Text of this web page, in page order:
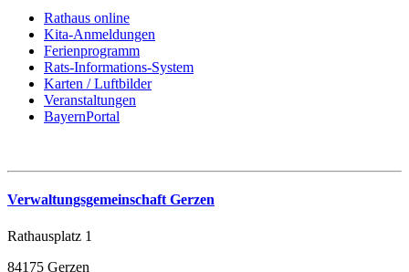
Rathaus online
Kita-Anmeldungen
Ferienprogramm
Rats-Informations-System
Karten / Luftbilder
Veranstaltungen
BayernPortal
Verwaltungsgemeinschaft Gerzen
Rathausplatz 1
84175 Gerzen